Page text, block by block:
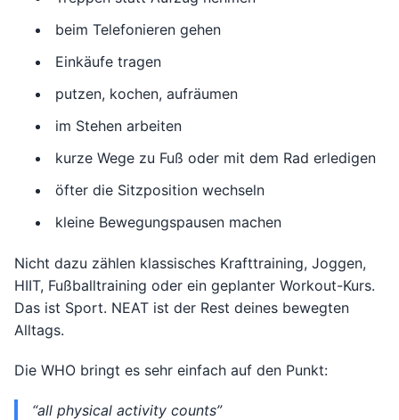
beim Telefonieren gehen
Einkäufe tragen
putzen, kochen, aufräumen
im Stehen arbeiten
kurze Wege zu Fuß oder mit dem Rad erledigen
öfter die Sitzposition wechseln
kleine Bewegungspausen machen
Nicht dazu zählen klassisches Krafttraining, Joggen,
HIIT, Fußballtraining oder ein geplanter Workout-Kurs.
Das ist Sport. NEAT ist der Rest deines bewegten
Alltags.
Die WHO bringt es sehr einfach auf den Punkt:
“all physical activity counts”